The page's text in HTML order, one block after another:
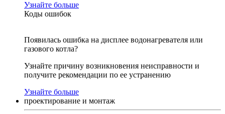
Узнайте больше
Коды ошибок
Появилась ошибка на дисплее водонагревателя или
газового котла?
Узнайте причину возникновения неисправности и
получите рекомендации по ее устранению
Узнайте больше
проектирование и монтаж